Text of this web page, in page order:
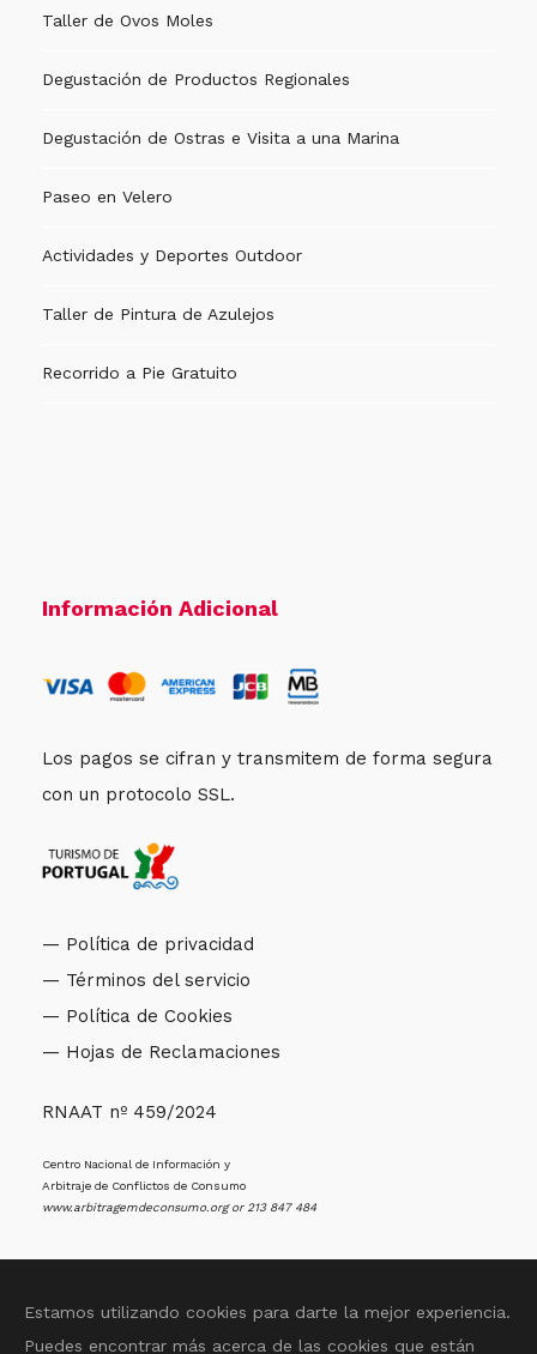
Taller de Ovos Moles
Degustación de Productos Regionales
Degustación de Ostras e Visita a una Marina
Paseo en Velero
Actividades y Deportes Outdoor
Taller de Pintura de Azulejos
Recorrido a Pie Gratuito
Información Adicional
Los pagos se cifran y transmitem de forma segura
con un protocolo SSL.
— Política de privacidad
— Términos del servicio
— Política de Cookies
— Hojas de Reclamaciones
RNAAT nº 459/2024
Centro Nacional de Información y
Arbitraje de Conflictos de Consumo
www.arbitragemdeconsumo.orgor 213 847 484
Estamos utilizando cookies para darte la mejor experiencia.
Puedes encontrar más acerca de las cookies que están